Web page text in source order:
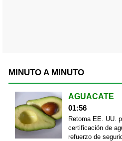
MINUTO A MINUTO
AGUACATE
01:56
Retoma EE. UU.
certificación de
refuerzo de